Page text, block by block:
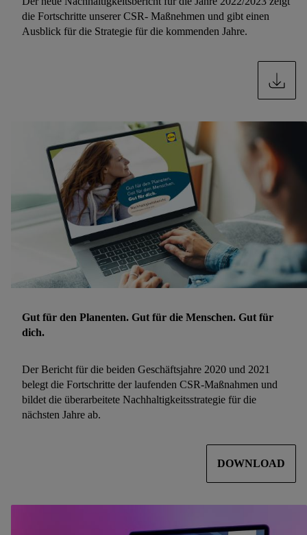
die Fortschritte unserer CSR- Maßnehmen und gibt einen
Ausblick für die Strategie für die kommenden Jahre.
Gut für den Planenten. Gut für die Menschen. Gut für
dich.
Der Bericht für die beiden Geschäftsjahre 2020 und 2021
belegt die Fortschritte der laufenden CSR-Maßnahmen und
bildet die überarbeitete Nachhaltigkeitsstrategie für die
nächsten Jahre ab.
DOWNLOAD